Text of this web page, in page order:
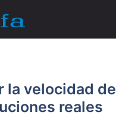
la velocidad
reales